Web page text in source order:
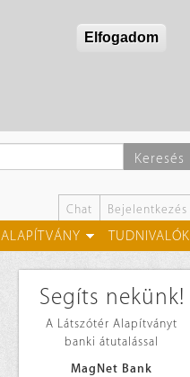
Elfogadom
Keresés
Chat Bejelentkezés
ALAPÍTVÁNY TUDNIVALÓK
Segíts nekünk!
A Látszótér Alapítványt
banki átutalással
MagNet Bank